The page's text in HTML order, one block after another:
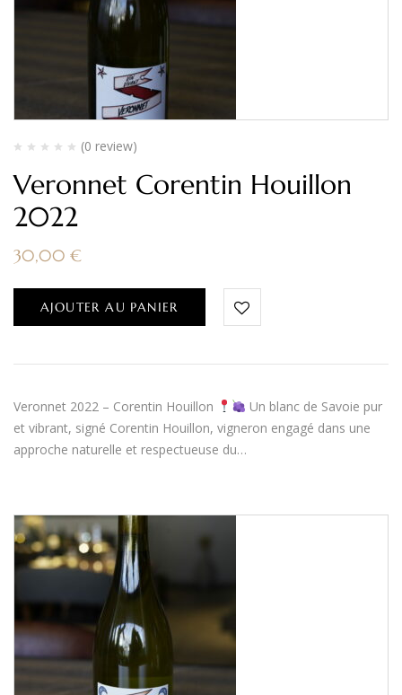
(0 review)
Veronnet Corentin Houillon
2022
30,00 €
AJOUTER AU PANIER
Veronnet 2022 – Corentin Houillon
Un blanc de Savoie pur
et vibrant, signé Corentin Houillon, vigneron engagé dans une
approche naturelle et respectueuse du…